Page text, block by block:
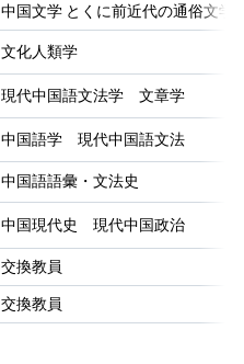
中国文学 とくに前近代の通俗文学
文化人類学
現代中国語文法学 文章学
中国語学 現代中国語文法
中国語語彙・文法史
中国現代史 現代中国政治
交換教員
交換教員